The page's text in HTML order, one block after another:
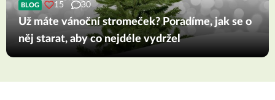
BLOG 15 30
Už máte vánoční stromeček? Poradíme, jak se o
něj starat, aby co nejdéle vydržel